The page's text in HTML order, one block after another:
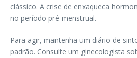
clássico. A crise de enxaqueca
no período pré-menstrual.
Para agir, mantenha um diário de
padrão. Consulte um ginecologista